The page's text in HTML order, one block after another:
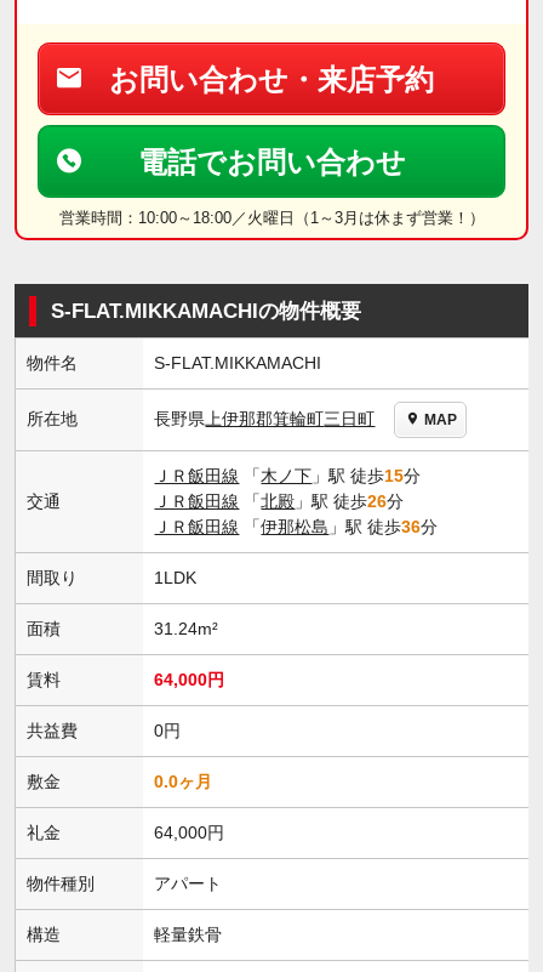
お問い合わせ・来店予約
電話でお問い合わせ
営業時間：10:00～18:00／火曜日（1～3月は休まず営業！）
S-FLAT.MIKKAMACHIの物件概要
物件名 S-FLAT.MIKKAMACHI
所在地 長野県 上伊那郡箕輪町三日町 MAP
交通
ＪＲ飯田線 「木ノ下 」駅 徒歩15分
ＪＲ飯田線 「北殿 」駅 徒歩26分
ＪＲ飯田線 「伊那松島 」駅 徒歩36分
間取り 1LDK
面積 31.24m²
賃料 64,000円
共益費 0円
敷金 0.0ヶ月
礼金 64,000円
物件種別 アパート
構造 軽量鉄骨